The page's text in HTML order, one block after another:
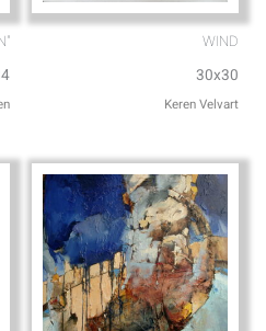
WIND
30x30
Keren Velvart